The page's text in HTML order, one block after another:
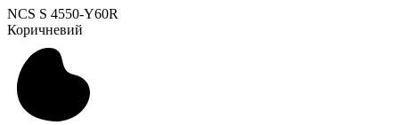
NCS S 4550-Y60R
Коричневий